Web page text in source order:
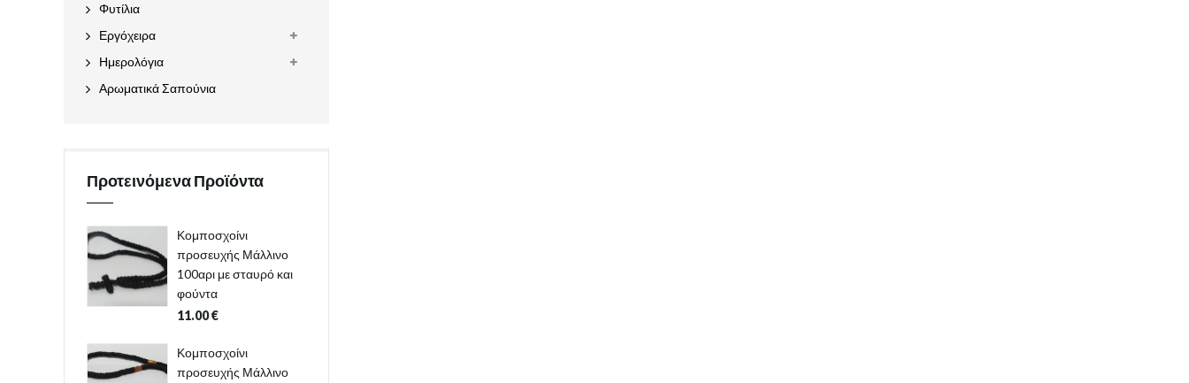
Φυτίλια
Εργόχειρα
Ημερολόγια
Αρωματικά Σαπούνια
Προτεινόμενα Προϊόντα
Κομποσχοίνι
προσευχής Μάλλινο
100αρι με σταυρό και
φούντα
11.00€
Κομποσχοίνι
προσευχής Μάλλινο